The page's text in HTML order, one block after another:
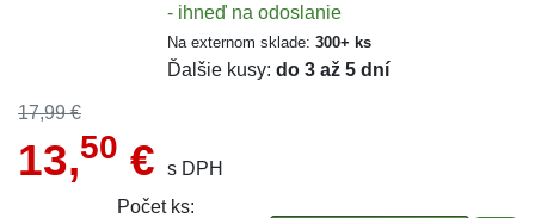
- ihneď na odoslanie
Na externom sklade: 300+ ks
Ďalšie kusy: do 3 až 5 dní
17,99 €
13,50 €
s DPH
Počet ks: